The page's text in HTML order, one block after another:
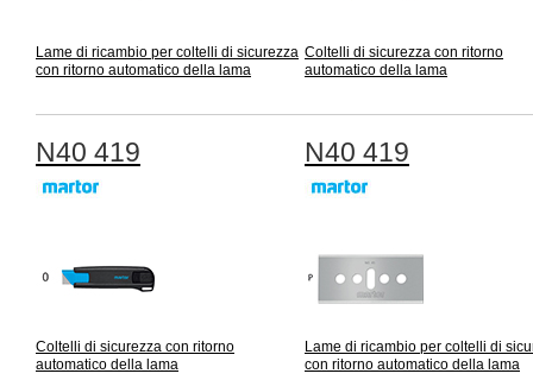
Lame di ricambio per coltelli di sicurezza
con ritorno automatico della lama
Coltelli di sicurezza con ritorno
automatico della lama
N40 419
Coltelli di sicurezza con ritorno
automatico della lama
N40 419
Lame di ricambio per coltelli di
con ritorno automatico della lama